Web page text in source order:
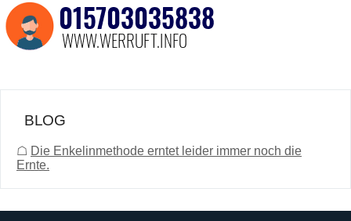
BLOG
☖ Die Enkelinmethode erntet leider immer noch die
Ernte.